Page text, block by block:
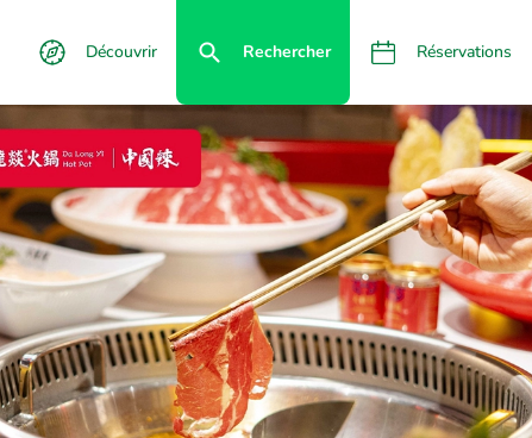
Découvrir Rechercher Réservations